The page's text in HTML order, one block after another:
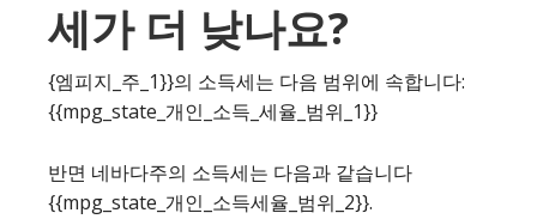
세가 더 낮나요?
{엠피지_주_1}}의 소득세는 다음 범위에 속합니다:
{{mpg_state_개인_소득_세율_범위_1}}
반면 네바다주의 소득세는 다음과 같습니다
{{mpg_state_개인_소득세율_범위_2}}.